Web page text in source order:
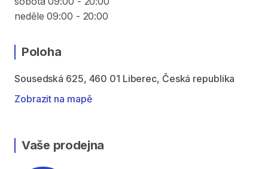
neděle 09:00 - 20:00
Poloha
Sousedská 625, 460 01 Liberec, Česká republika
Zobrazit na mapě
Vaše prodejna